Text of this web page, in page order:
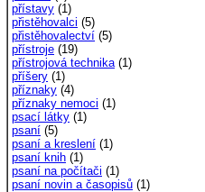
přístavy (1)
přistěhovalci (5)
přistěhovalectví (5)
přístroje (19)
přístrojová technika(1)
příšery (1)
příznaky (4)
příznaky nemoci (1)
psací látky (1)
psaní (5)
psaní a kreslení (1)
psaní knih (1)
psaní na počítači (1)
psaní novin a časopisů (1)